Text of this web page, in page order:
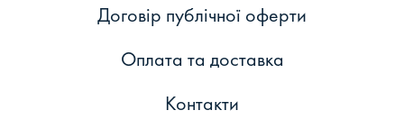
Договір публічної оферти
Оплата та доставка
Контакти